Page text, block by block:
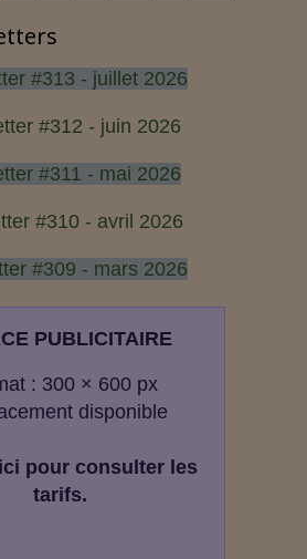
#313 - juillet 2026
#312 - juin 2026
#311 - mai 2026
#310 - avril 2026
#309 - mars 2026
PUBLICITAIRE
: 300 × 600 px
disponible
pour consulter les
tarifs.